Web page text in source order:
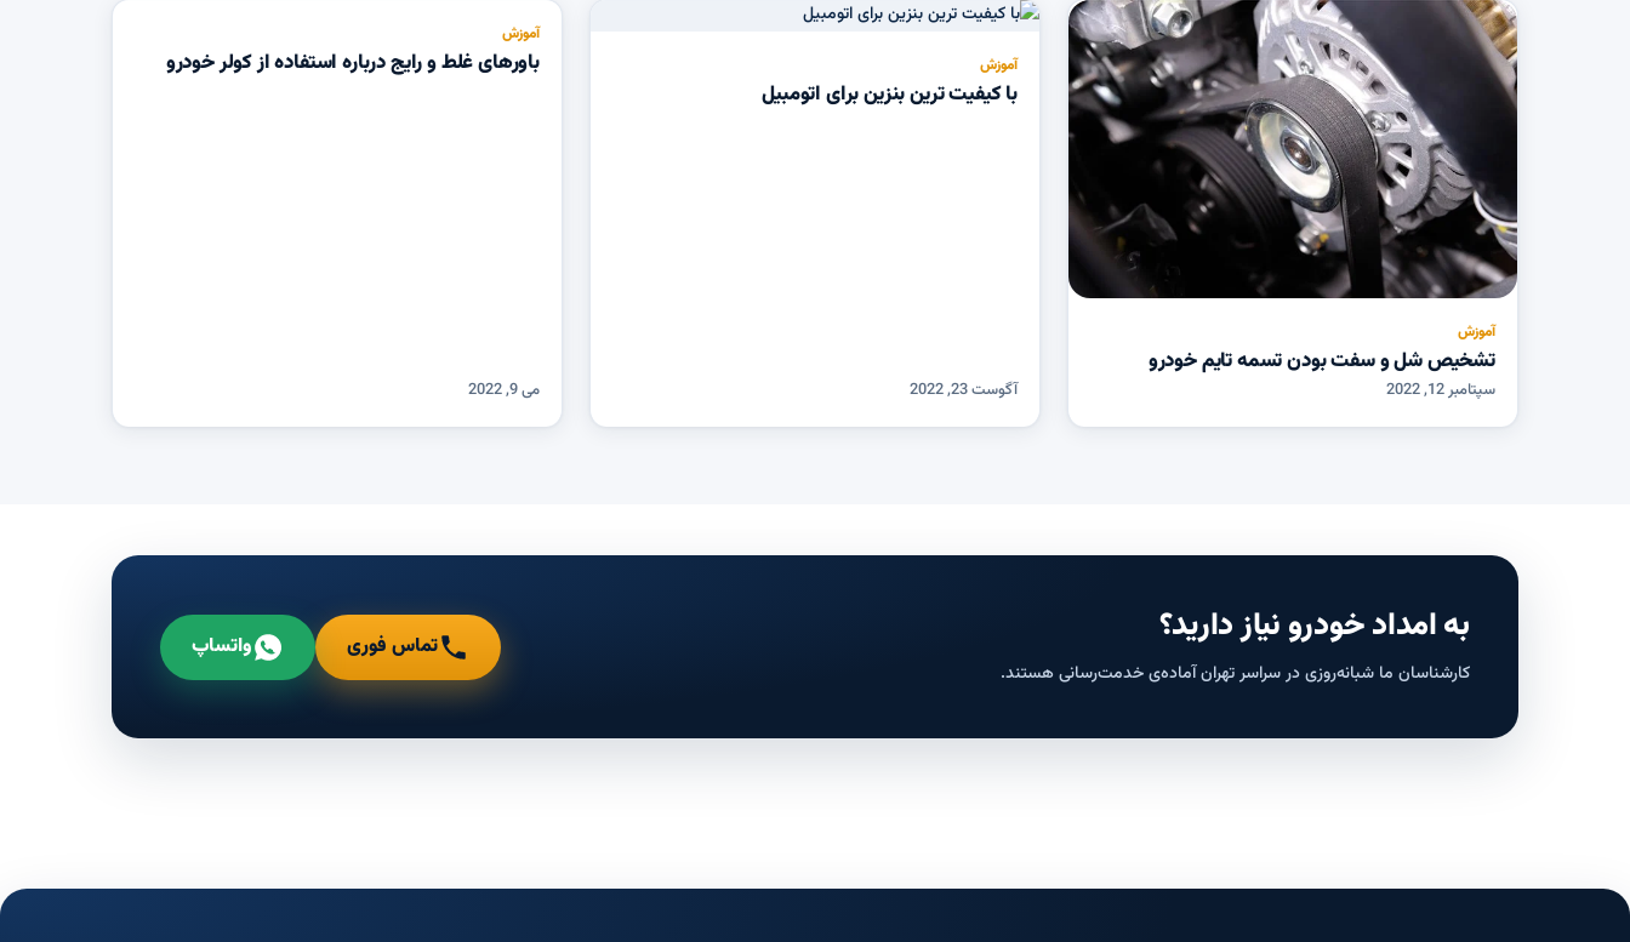
آموزش
تشخیص شل و سفت بودن تسمه تایم خودرو
سپتامبر 12, 2022
آموزش
با کیفیت ترین بنزین برای اتومبیل
آگوست 23, 2022
آموزش
باورهای غلط و رایج درباره استفاده از کولر خودرو
می 9, 2022
به امداد خودرو نیاز دارید؟
کارشناسان ما شبانه‌روزی در سراسر تهران آماده‌ی خدمت‌رسانی هستند.
تماس فوری واتساپ